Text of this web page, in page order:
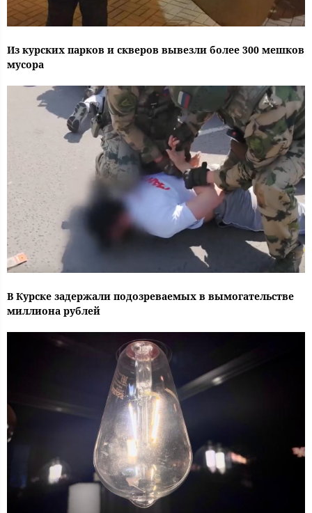
Из курских парков и скверов вывезли более 300 мешков
мусора
В Курске задержали подозреваемых в вымогательстве
миллиона рублей